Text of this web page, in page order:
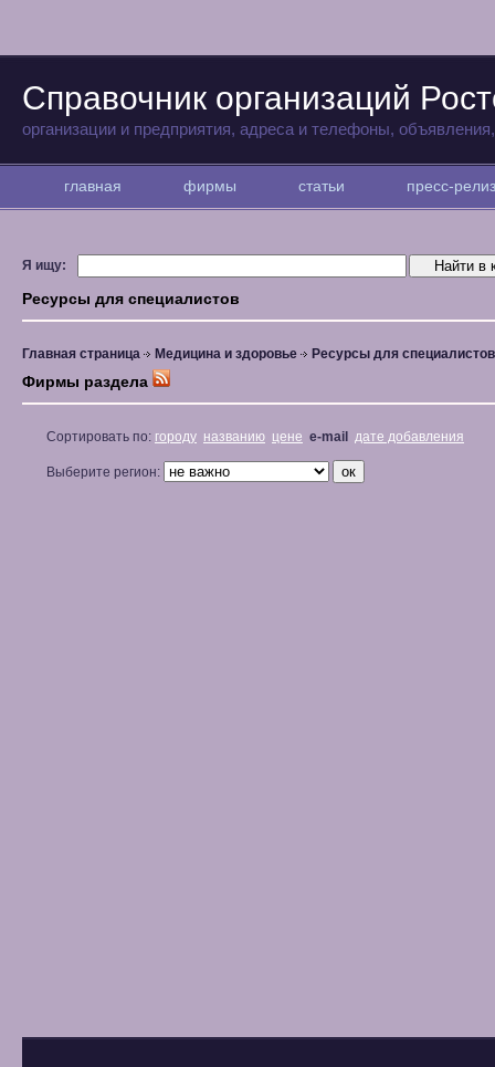
Справочник организаций
организации и предприятия, адреса и телефоны,
главная фирмы статьи пресс-
Я ищу:
Ресурсы для специалистов
Главная страница Медицина и здоровье Ресурсы для специалистов
Фирмы раздела
Сортировать по: городу названию цене e-mail дате добавления
Выберите регион: